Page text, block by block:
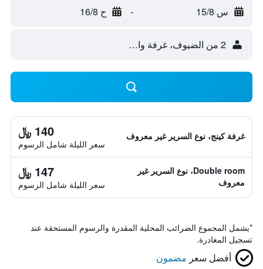
س 15/8 - ح 16/8
2 من الضيوف، غرفة واحدة
غرفة كينج، نوع السرير غير معروف 140 ﷼
سعر الليلة شامل الرسوم
Double room، نوع السرير غير
معروف
147 ﷼
سعر الليلة شامل الرسوم
*يشمل المجموع الضرائب المحلية المقدرة والرسوم المستحقة عند
تسجيل المغادرة.
أفضل سعر مضمون